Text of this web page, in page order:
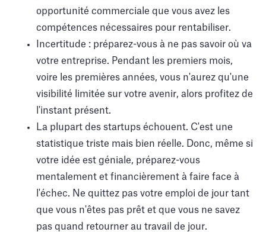
opportunité commerciale que vous avez les
compétences nécessaires pour rentabiliser.
Incertitude : préparez-vous à ne pas savoir où va
votre entreprise. Pendant les premiers mois,
voire les premières années, vous n'aurez qu'une
visibilité limitée sur votre avenir, alors profitez de
l'instant présent.
La plupart des startups échouent. C'est une
statistique triste mais bien réelle. Donc, même si
votre idée est géniale, préparez-vous
mentalement et financièrement à faire face à
l'échec. Ne quittez pas votre emploi de jour tant
que vous n'êtes pas prêt et que vous ne savez
pas quand retourner au travail de jour.